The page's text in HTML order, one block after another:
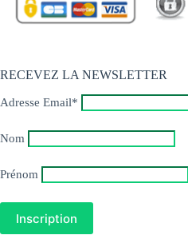
RECEVEZ LA NEWSLETTER
Adresse Email*
Nom
Prénom